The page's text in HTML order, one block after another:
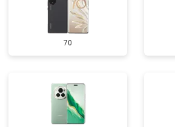
70